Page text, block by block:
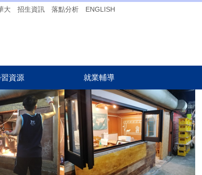
大 招生資訊 落點分析 ENGLISH
資源 就業輔導